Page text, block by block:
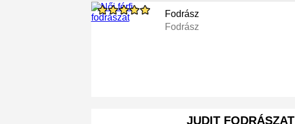
Fodrász
Fodrász
JUDIT FODRÁSZAT